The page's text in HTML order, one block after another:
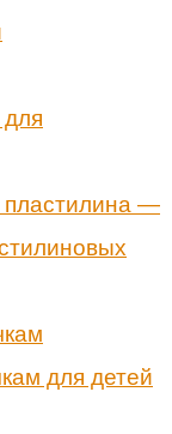
пластилина —
для детей